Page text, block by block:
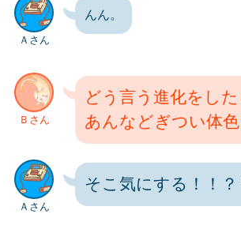
Ａさん
んん。
Ｂさん
どう言う進化をした
あんなどぎつい体
Ａさん
そこ気にする！！？